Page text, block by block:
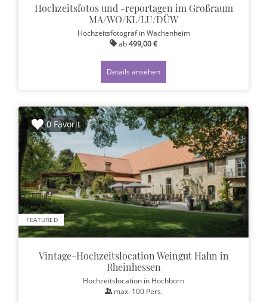
Hochzeitsfotos und -reportagen im Großraum
MA/WO/KL/LU/DÜW
Hochzeitsfotografin Wachenheim
ab499,00 €
Details ansehen
0 Favorit
FEATURED
Vintage-Hochzeitslocation Weingut Hahn in
Rheinhessen
Hochzeitslocation in Hochborn
max. 100Pers.